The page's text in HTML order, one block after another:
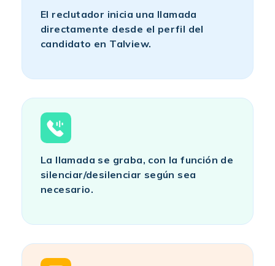
El reclutador inicia una llamada
directamente desde el perfil del
candidato en Talview.
La llamada se graba, con la función de
silenciar/desilenciar según sea
necesario.